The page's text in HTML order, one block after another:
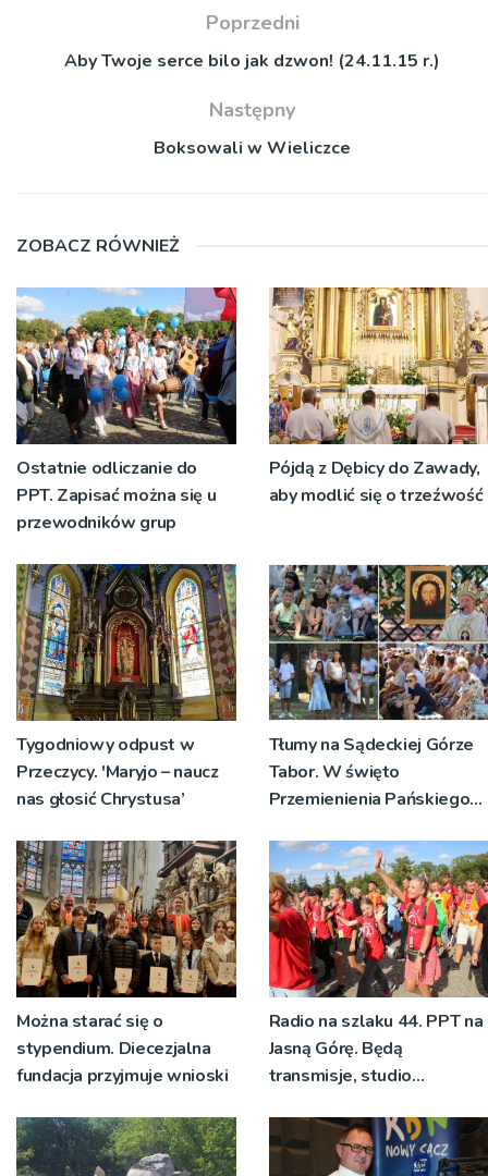
Poprzedni
Aby Twoje serce bilo jak dzwon! (24.11.15 r.)
Następny
Boksowali w Wieliczce
ZOBACZ RÓWNIEŻ
Ostatnie odliczanie do
PPT. Zapisać można się u
przewodników grup
Pójdą z Dębicy do Zawady,
aby modlić się o trzeźwość
Tygodniowy odpust w
Przeczycy. 'Maryjo – naucz
nas głosić Chrystusa’
Tłumy na Sądeckiej Górze
Tabor. W święto
Przemienienia Pańskiego
znaczeniu Sakramentów
[ZDJĘCIA]
Można starać się o
stypendium. Diecezjalna
fundacja przyjmuje wnioski
Radio na szlaku 44. PPT na
Jasną Górę. Będą
transmisje, studio
pozdrowienia